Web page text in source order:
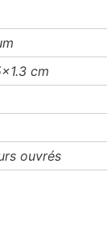
cm
ouvrés